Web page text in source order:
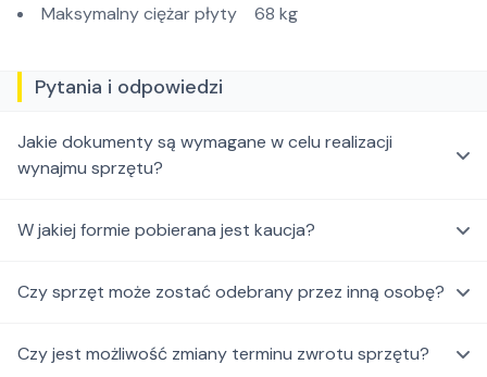
Maksymalny ciężar płyty 68 kg
Pytania i odpowiedzi
Jakie dokumenty są wymagane w celu realizacji
wynajmu sprzętu?
W jakiej formie pobierana jest kaucja?
Czy sprzęt może zostać odebrany przez inną osobę?
Czy jest możliwość zmiany terminu zwrotu sprzętu?